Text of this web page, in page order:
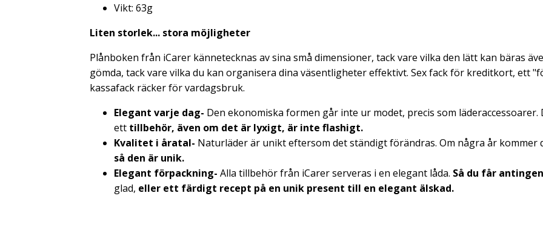
Vikt: 63g
Liten storlek... stora möjligheter
Plånboken från iCarer kännetecknas av sina små dimensioner, tack vare vilka den lätt kan bäras
gömda, tack vare vilka du kan organisera dina väsentligheter effektivt. Sex fack för kreditkort, ett
kassafack räcker för vardagsbruk.
Elegant varje dag- Den ekonomiska formen går inte ur modet, precis som läderaccessoarer.
ett tillbehör, även om det är lyxigt, är inte flashigt.
Kvalitet i åratal- Naturläder är unikt eftersom det ständigt förändras. Om några år kommer
så den är unik.
Elegant förpackning- Alla tillbehör från iCarer serveras i en elegant låda. Så du får
glad, eller ett färdigt recept på en unik present till en elegant älskad.